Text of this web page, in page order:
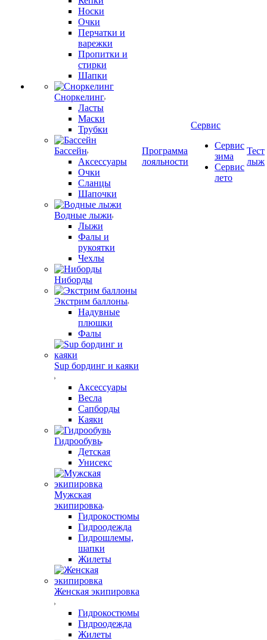
Носки
Очки
Перчатки и
варежки
Пропитки и
стирки
Шапки
Сноркелинг
Ласты
Маски
Трубки
Бассейн
Аксессуары
Очки
Сланцы
Шапочки
Водные лыжи
Лыжи
Фалы и
рукоятки
Чехлы
Ниборды
Экстрим баллоны
Надувные
плюшки
Фалы
Sup бординг и каяки
Аксессуары
Весла
Сапборды
Каяки
Гидрообувь
Детская
Унисекс
Мужская
экипировка
Гидрокостюмы
Гидроодежда
Гидрошлемы,
шапки
Жилеты
Женская экипировка
Гидрокостюмы
Гидроодежда
Жилеты
Программа
лояльности
Сервис
Сервис
зима
Сервис
лето
Тест
лыж